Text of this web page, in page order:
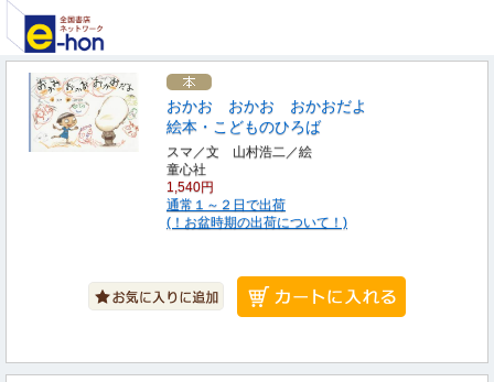
おかお おかお おかおだよ
絵本・こどものひろば
スマ／文 山村浩二／絵
童心社
1,540円
通常１～２日で出荷
(！お盆時期の出荷について！)